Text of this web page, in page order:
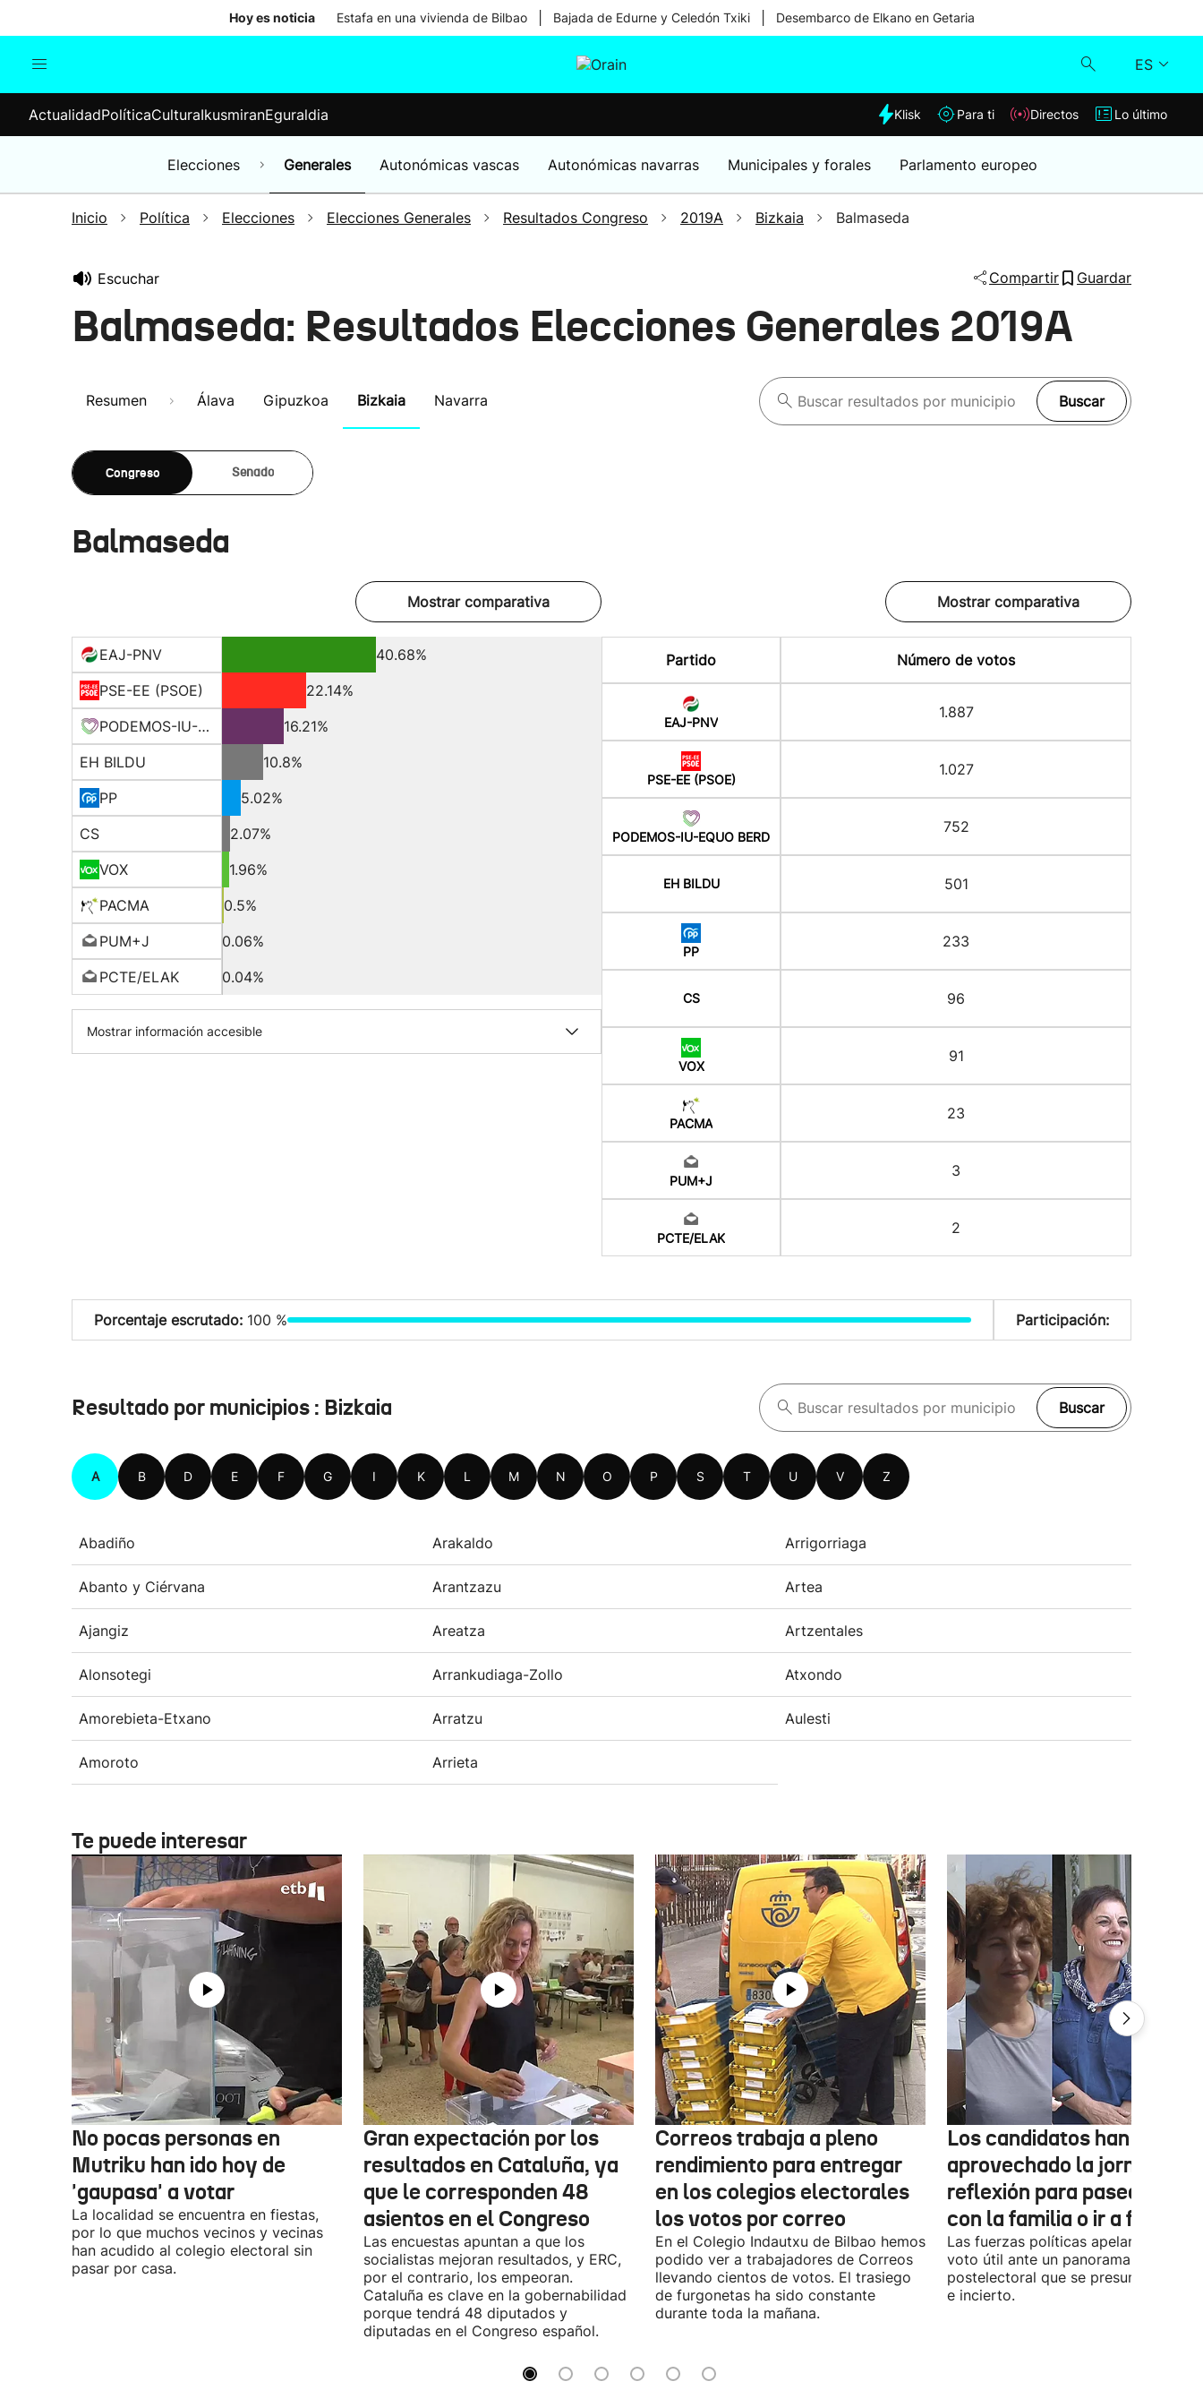
Hoy es noticia Estafa en una vivienda de Bilbao Bajada de Edurne y Celedón Txiki Desembarco de Elkano en Getaria
ES
Elecciones
Klisk
Lo último
ActualidadPolíticaCulturaIkusmiranEguraldia Klisk Para ti Directos Lo último
Elecciones Generales Autonómicas vascas Autonómicas navarras Municipales y forales Parlamento europeo
Inicio Política Elecciones Elecciones Generales Resultados Congreso 2019A Bizkaia Balmaseda
Escuchar Compartir Guardar
Balmaseda: Resultados Elecciones Generales 2019A
Resumen Álava Gipuzkoa Bizkaia Navarra Buscar
Congreso Senado
Balmaseda
Mostrar comparativa
EAJ-PNV
40.68%
PSE-EE (PSOE)
22.14%
PODEMOS-IU-EQUO BERD
16.21%
EH BILDU
10.8%
PP
5.02%
CS
2.07%
VOX
1.96%
PACMA
0.5%
PUM+J
0.06%
PCTE/ELAK
0.04%
Mostrar información accesible
Mostrar comparativa
Partido Número de votos
EAJ-PNV
1.887
PSE-EE (PSOE)
1.027
PODEMOS-IU-EQUO BERD
752
EH BILDU 501
PP
233
CS 96
VOX
91
PACMA
23
PUM+J
3
PCTE/ELAK
2
Porcentaje escrutado: 100 % Participación:
Resultado por municipios : Bizkaia Buscar
A B D E F G I K L M N O P S T U V Z
Abadiño Arakaldo Arrigorriaga
Abanto y Ciérvana Arantzazu Artea
Ajangiz Areatza Artzentales
Alonsotegi Arrankudiaga-Zollo Atxondo
Amorebieta-Etxano Arratzu Aulesti
Amoroto Arrieta
Te puede interesar
No pocas personas en
Mutriku han ido hoy de
'gaupasa' a votar
La localidad se encuentra en fiestas,
por lo que muchos vecinos y vecinas
han acudido al colegio electoral sin
pasar por casa.
Gran expectación por los
resultados en Cataluña, ya
que le corresponden 48
asientos en el Congreso
Las encuestas apuntan a que los
socialistas mejoran resultados, y ERC,
por el contrario, los empeoran.
Cataluña es clave en la gobernabilidad
porque tendrá 48 diputados y
diputadas en el Congreso español.
Correos trabaja a pleno
rendimiento para entregar
en los colegios electorales
los votos por correo
En el Colegio Indautxu de Bilbao hemos
podido ver a trabajadores de Correos
llevando cientos de votos. El trasiego
de furgonetas ha sido constante
durante toda la mañana.
Los candidatos han
aprovechado la jornada de
reflexión para pasear,
con la familia o ir a fiestas
Las fuerzas políticas apelaron ayer al
voto útil ante un panorama
postelectoral que se presume
e incierto.